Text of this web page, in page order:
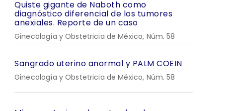
Quiste gigante de Naboth como
diagnóstico diferencial de los tumores
anexiales. Reporte de un caso
Ginecología y Obstetricia de México, Núm. 58
Sangrado uterino anormal y PALM COEIN
Ginecología y Obstetricia de México, Núm. 58